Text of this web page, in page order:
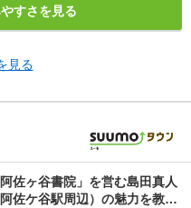
すさを見る
見る
佐ヶ谷書院」を営む島田真人
佐ケ谷駅周辺）の魅力を教え